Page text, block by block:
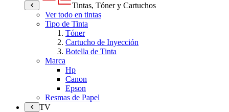
Tintas, Tóner y Cartuchos
Ver todo en tintas
Tipo de Tinta
Tóner
Cartucho de Inyección
Botella de Tinta
Marca
Hp
Canon
Epson
Resmas de Papel
TV